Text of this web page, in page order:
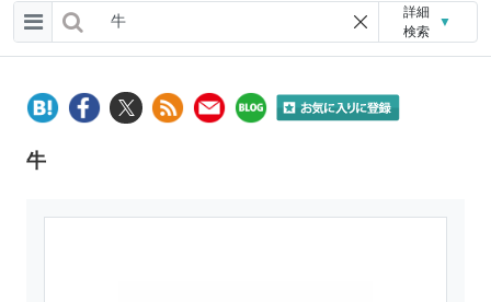
詳細
検索
▼
牛